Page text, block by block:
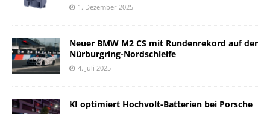
1. Dezember 2025
Neuer BMW M2 CS mit Rundenrekord auf der
Nürburgring-Nordschleife
4. Juli 2025
KI optimiert Hochvolt-Batterien bei Porsche